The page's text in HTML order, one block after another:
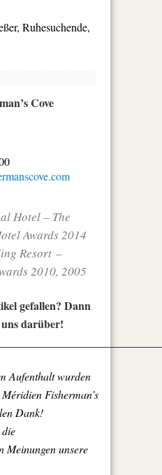
Ruhesuchende,
Cove
Hotel – The
Awards 2014
Resort –
2010, 2005
gefallen? Dann
darüber!
Aufenthalt wurden
Fisherman’s
Dank!
Meinungen unsere